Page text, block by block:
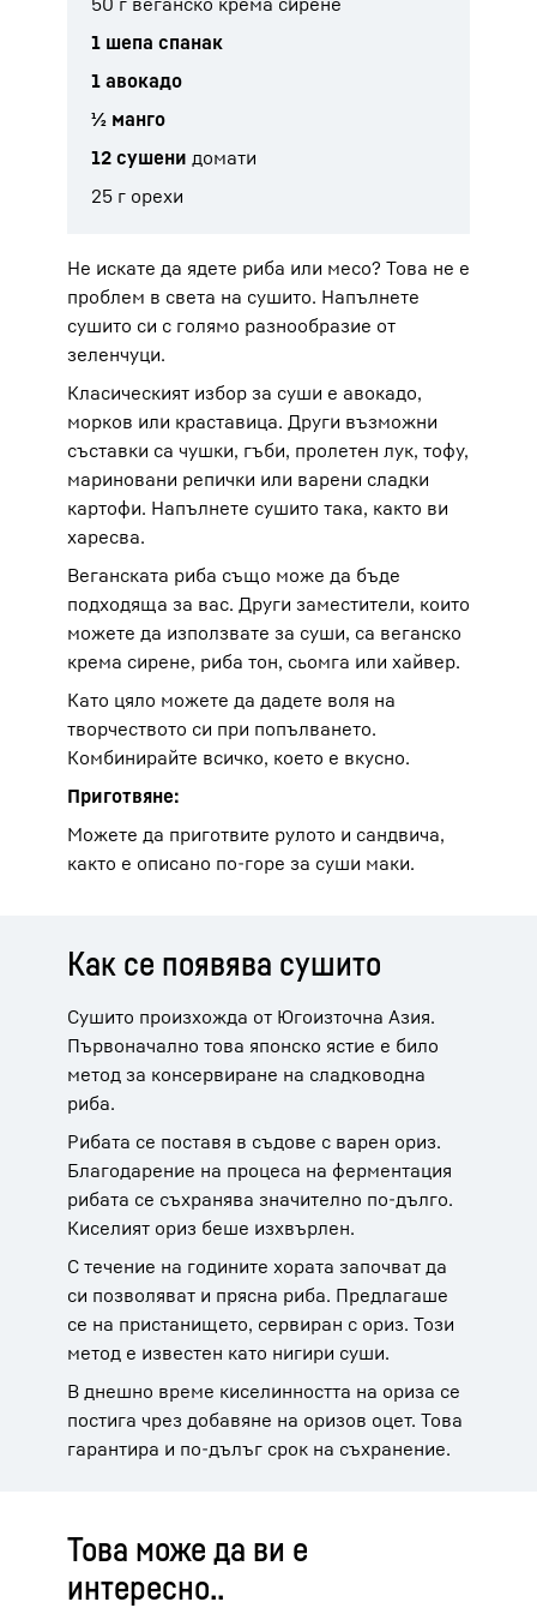
1 шепа спанак
1 авокадо
½ манго
12 сушени домати
25 г орехи
Не искате да ядете риба или месо? Това не е
проблем в света на сушито. Напълнете
сушито си с голямо разнообразие от
зеленчуци.
Класическият избор за суши е авокадо,
морков или краставица. Други възможни
съставки са чушки, гъби, пролетен лук, тофу,
мариновани репички или варени сладки
картофи. Напълнете сушито така, както ви
харесва.
Веганската риба също може да бъде
подходяща за вас. Други заместители, които
можете да използвате за суши, са веганско
крема сирене, риба тон, сьомга или хайвер.
Като цяло можете да дадете воля на
творчеството си при попълването.
Комбинирайте всичко, което е вкусно.
Приготвяне:
Можете да приготвите рулото и сандвича,
както е описано по-горе за суши маки.
Как се появява сушито
Сушито произхожда от Югоизточна Азия.
Първоначално това японско ястие е било
метод за консервиране на сладководна
риба.
Рибата се поставя в съдове с варен ориз.
Благодарение на процеса на ферментация
рибата се съхранява значително по-дълго.
Киселият ориз беше изхвърлен.
С течение на годините хората започват да
си позволяват и прясна риба. Предлагаше
се на пристанището, сервиран с ориз. Този
метод е известен като нигири суши.
В днешно време киселинността на ориза се
постига чрез добавяне на оризов оцет. Това
гарантира и по-дълъг срок на съхранение.
Това може да ви е
интересно..